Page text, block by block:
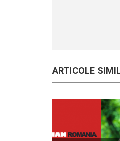
ARTICOLE